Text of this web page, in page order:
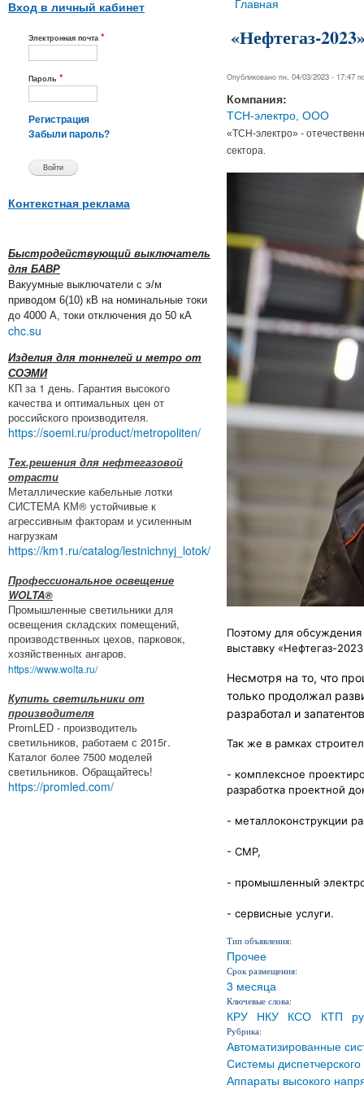
Вход в личный кабинет
Электронная почта *
Пароль *
Регистрация
Забыли пароль?
Контекстная реклама
Быстродействующий выключатель
для БАВР
Вакуумные выключатели с э/м
приводом 6(10) кВ на номинальные токи
до 4000 А, токи отключения до 50 кА
chc.su
Изделия для тоннелей и метро от
СОЭМИ
КП за 1 день. Гарантия высокого
качества и оптимальных цен от
российского производителя.
https://soemi.ru/product/metropoliten/
Тех.решения для нефтегазовой
отрасти
Металлические кабельные лотки
СИСТЕМА КМ® устойчивые к
агрессивным факторам и усиленным
нагрузкам
https://km1.ru/catalog/lestnichnyj_lotok/
Профессиональное освещение
WOLTA®
Промышленные светильники для
освещения складских помещений,
производственных цехов, парковок,
хозяйственных ангаров.
https://www.wolta.ru/
Купить светильники от
производителя
PromLED - производитель
светильников, работаем с 2015г.
Каталог более 7500 моделей
светильников. Обращайтесь!
https://promled.com/
Вы здесь
Главная
«Нефтегаз-
Опубликовано пн, 04/03/2023 - 17:47
Компания:
ТСН-электро, ООО
«ТСН-электро» -
сектора.
Поэтому для
выставку «Нефтегаз-
Несмотря на то, что
только продолжал
разработал и
Так же в рамках
- комплексное
разработка проектной
- металлоконструкции
- СМР,
- промышленный
- сервисные услуги.
Тип объявления:
Прочее
Срок размещения:
3 месяца
Ключевые слова:
КРУ НКУ КСО КТП
Рубрика:
Автоматизированные
Системы
Аппараты высокого